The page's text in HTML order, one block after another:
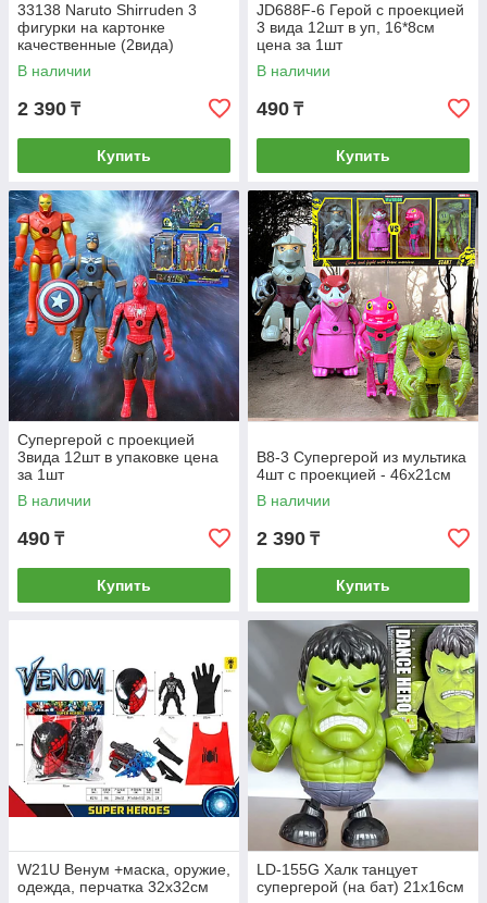
33138 Naruto Shirruden 3
фигурки на картонке
качественные (2вида)
40*35см
В наличии
2 390 ₸
Купить
JD688F-6 Герой с проекцией
3 вида 12шт в уп, 16*8см
цена за 1шт
В наличии
490 ₸
Купить
Супергерой с проекцией
3вида 12шт в упаковке цена
за 1шт
В наличии
490 ₸
Купить
В8-3 Супергерой из мультика
4шт с проекцией - 46х21см
В наличии
2 390 ₸
Купить
W21U Венум +маска, оружие,
одежда, перчатка 32х32см
LD-155G Халк танцует
супергерой (на бат) 21х16см